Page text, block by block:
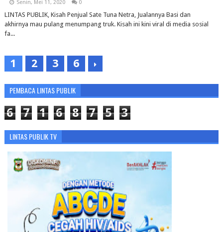
Senin, Mei 11, 2020 0
LINTAS PUBLIK, Kisah Penjual Sate Tuna Netra, Jualannya Basi dan
akhirnya mau pulang menumpang truk. Kisah ini kini viral di media sosial
fa...
1 2 3 6
PEMBACA LINTAS PUBLIK
6 7 1 6 8 7 5 3
LINTAS PUBLIK TV